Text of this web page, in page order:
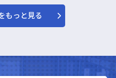
もっと見る